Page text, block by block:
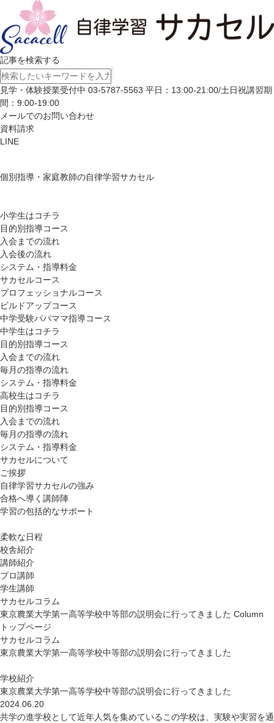
記事を検索する
見学・体験授業受付中 03-5787-5563 平日：13:00-21:00/土日祝講習期
間：9:00-19:00
メールでのお問い合わせ
資料請求
LINE
個別指導・家庭教師の自律学習サカセル
小学生はコチラ
目的別指導コース
入会までの流れ
入会後の流れ
システム・指導料金
サカセルコース
プロフェッショナルコース
ビルドアップコース
中学受験パパママ指導コース
中学生はコチラ
目的別指導コース
入会までの流れ
毎月の指導の流れ
システム・指導料金
高校生はコチラ
目的別指導コース
入会までの流れ
毎月の指導の流れ
システム・指導料金
サカセルについて
ご挨拶
自律学習サカセルの強み
合格へ導く講師陣
学習の包括的なサポート
柔軟な日程
校舎紹介
講師紹介
プロ講師
学生講師
サカセルコラム
東京農業大学第一高等学校中等部の説明会に行ってきました Column
トップページ
サカセルコラム
東京農業大学第一高等学校中等部の説明会に行ってきました
学校紹介
東京農業大学第一高等学校中等部の説明会に行ってきました
2024.06.20
共学の進学校として近年人気を集めているこの学校は、実験や実習を通